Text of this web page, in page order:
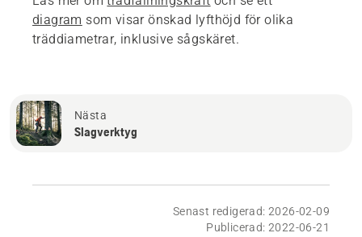
diagram som visar önskad lyfthöjd för olika
träddiametrar, inklusive sågskäret.
Nästa
Slagverktyg
Senast redigerad: 2026-02-09
Publicerad: 2022-06-21